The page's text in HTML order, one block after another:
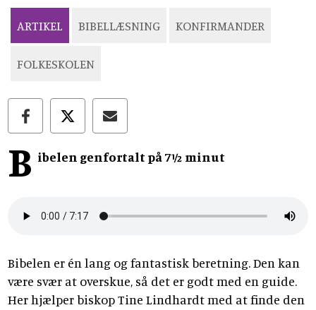
ARTIKEL BIBELLÆSNING KONFIRMANDER
FOLKESKOLEN
B ibelen genfortalt på 7½ minut
Bibelen er én lang og fantastisk beretning. Den kan
være svær at overskue, så det er godt med en guide.
Her hjælper biskop Tine Lindhardt med at finde den